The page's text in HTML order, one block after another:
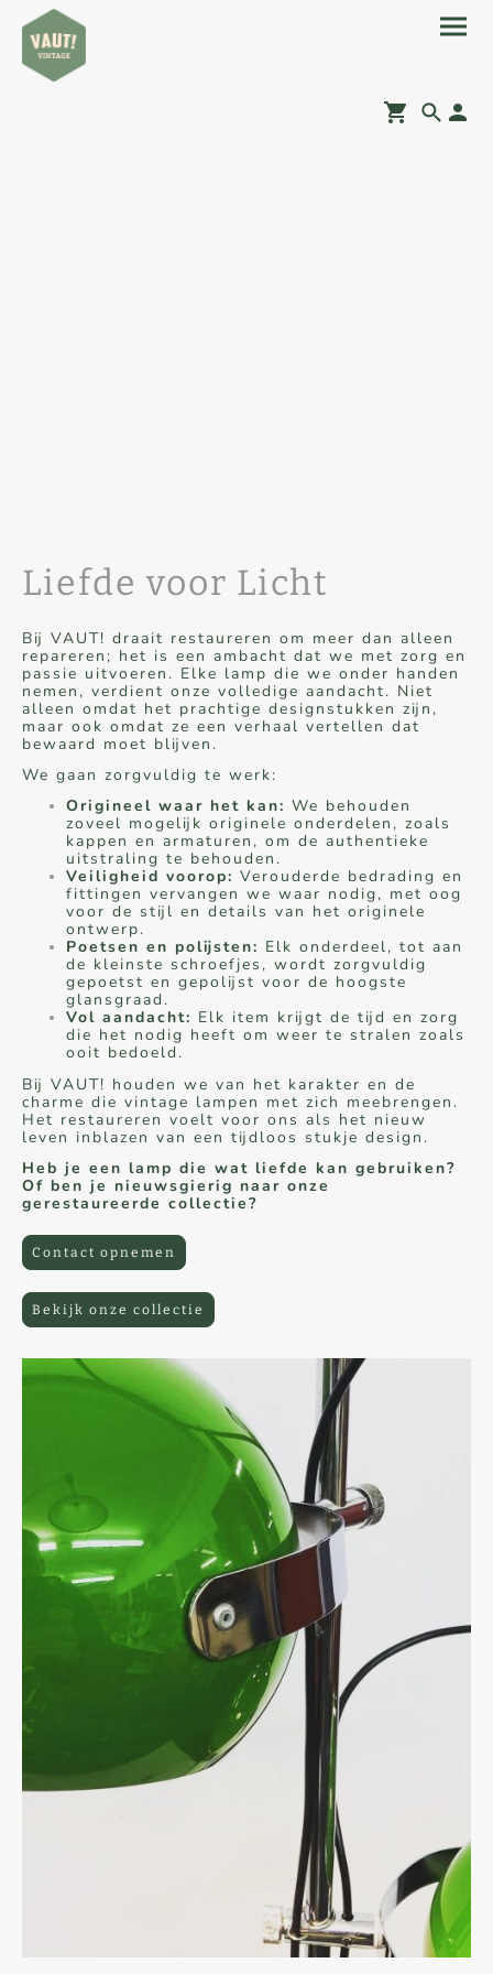
Liefde voor Licht
Bij VAUT! draait restaureren om meer dan alleen
repareren; het is een ambacht dat we met zorg en
passie uitvoeren. Elke lamp die we onder handen
nemen, verdient onze volledige aandacht. Niet
alleen omdat het prachtige designstukken zijn,
maar ook omdat ze een verhaal vertellen dat
bewaard moet blijven.
We gaan zorgvuldig te werk:
Origineel waar het kan: We behouden
zoveel mogelijk originele onderdelen, zoals
kappen en armaturen, om de authentieke
uitstraling te behouden.
Veiligheid voorop: Verouderde bedrading en
fittingen vervangen we waar nodig, met oog
voor de stijl en details van het originele
ontwerp.
Poetsen en polijsten: Elk onderdeel, tot aan
de kleinste schroefjes, wordt zorgvuldig
gepoetst en gepolijst voor de hoogste
glansgraad.
Vol aandacht: Elk item krijgt de tijd en zorg
die het nodig heeft om weer te stralen zoals
ooit bedoeld.
Bij VAUT! houden we van het karakter en de
charme die vintage lampen met zich meebrengen.
Het restaureren voelt voor ons als het nieuw
leven inblazen van een tijdloos stukje design.
Heb je een lamp die wat liefde kan gebruiken?
Of ben je nieuwsgierig naar onze
gerestaureerde collectie?
Contact opnemen
Bekijk onze collectie